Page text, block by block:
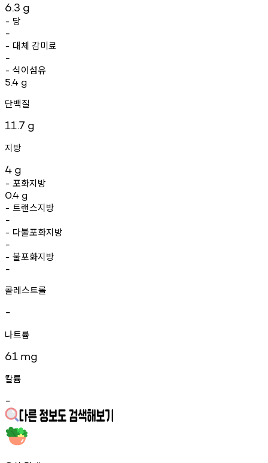
6.3 g
- 당
-
- 대체 감미료
-
- 식이섬유
5.4 g
단백질
11.7 g
지방
4 g
- 포화지방
0.4 g
- 트랜스지방
-
- 다불포화지방
-
- 불포화지방
-
콜레스트롤
-
나트륨
61 mg
칼륨
-